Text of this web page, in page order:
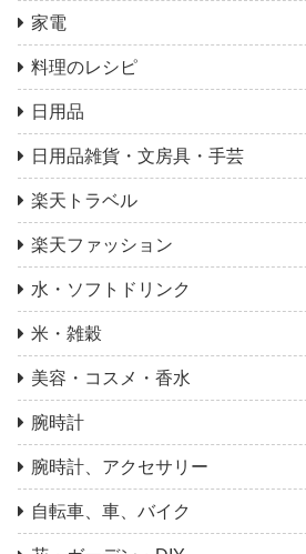
家電
料理のレシピ
日用品
日用品雑貨・文房具・手芸
楽天トラベル
楽天ファッション
水・ソフトドリンク
米・雑穀
美容・コスメ・香水
腕時計
腕時計、アクセサリー
自転車、車、バイク